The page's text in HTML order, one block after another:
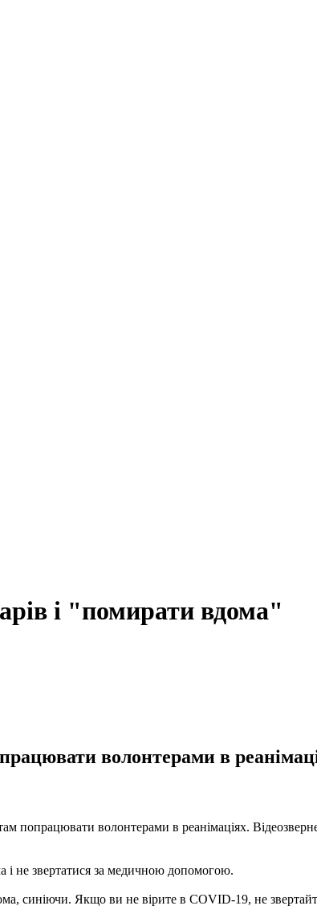
і "помирати вдома"
волонтерами в
попрацювати волонтерами в реанімаціях.
і не звертатися за медичною допомогою.
синіючи. Якщо ви не вірите в COVID-19, не